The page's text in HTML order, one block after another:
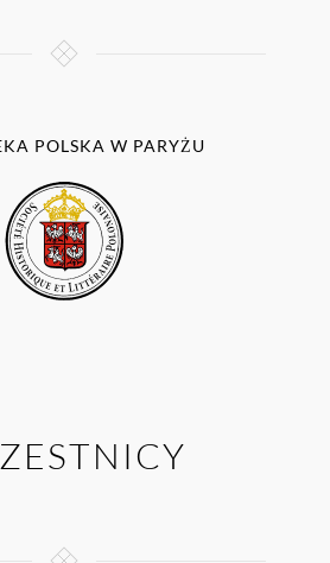
POLSKA W PARYŻU